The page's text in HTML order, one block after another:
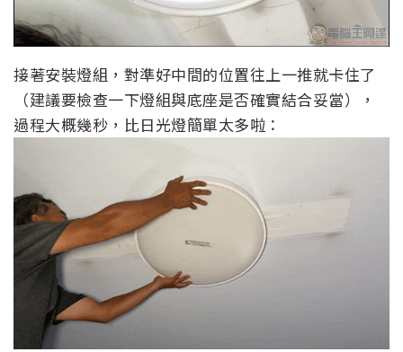
接著安裝燈組，對準好中間的位置往上一推就卡住了
（建議要檢查一下燈組與底座是否確實結合妥當），
過程大概幾秒，比日光燈簡單太多啦：